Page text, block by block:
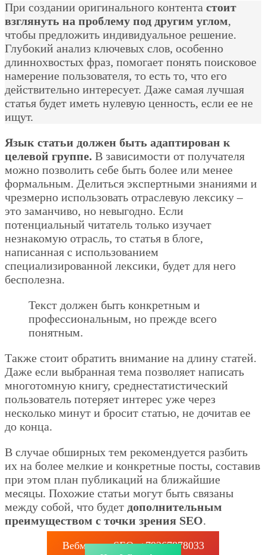
При создании оригинального контента стоит
взглянуть на проблему под другим углом,
чтобы предложить индивидуальное решение.
Глубокий анализ ключевых слов, особенно
длиннохвостых фраз, помогает понять поисковое
намерение пользователя, то есть то, что его
действительно интересует. Даже самая лучшая
статья будет иметь нулевую ценность, если ее не
ищут.
Язык статьи должен быть адаптирован к
целевой группе. В зависимости от получателя
можно позволить себе быть более или менее
формальным. Делиться экспертными знаниями и
чрезмерно использовать отраслевую лексику –
это заманчиво, но невыгодно. Если
потенциальный читатель только изучает
незнакомую отрасль, то статья в блоге,
написанная с использованием
специализированной лексики, будет для него
бесполезна.
Текст должен быть конкретным и
профессиональным, но прежде всего
понятным.
Также стоит обратить внимание на длину статей.
Даже если выбранная тема позволяет написать
многотомную книгу, среднестатистический
пользователь потеряет интерес уже через
несколько минут и бросит статью, не дочитав ее
до конца.
В случае обширных тем рекомендуется разбить
их на более мелкие и конкретные посты, составив
при этом план публикаций на ближайшие
месяцы. Похожие статьи могут быть связаны
между собой, что будет дополнительным
преимуществом с точки зрения SEO.
Вебмастер SEO: +79267878033